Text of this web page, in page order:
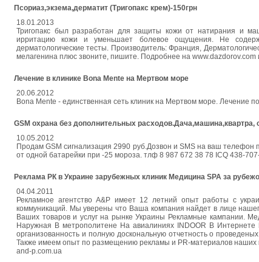
Псориаз,экзема,дерматит (Тригопакс крем)-150грн
18.01.2013
Тригопакс был разработан для защиты кожи от натирания и
ирритацию кожи и уменьшает болевое ощущения. Не
дерматологические тесты. Производитель: Франция,
мелагенина плюс звоните, пишите. Подробнее на
Лечение в клинике Bona Mente на Мертвом море
20.06.2012
Bona Mente - единственная сеть клиник на Мертвом море. Лечение
GSM охрана без дополнительных расходов.Дача,машина,квартра,
10.05.2012
Продам GSM сигнализация 2990 руб.Дозвон и SMS на ваш
от одной батарейки при -25 мороза. тлф 8 987 672 38 78 ICQ 438-
Реклама РК в Украине зарубежных клиник Медицина SPA за
04.04.2011
Рекламное агентство A&P имеет 12 летний опыт работы с
коммуникаций. Мы уверены что Ваша компания найдет в лице
Ваших товаров и услуг на рынке Украины Рекламные кампании.
Наружная В метрополитене На авиалиниях INDOOR В
организованность и полную доскональную отчетность о
Также имеем опыт по размещению рекламы и PR-материалов наших
and-p.com.ua